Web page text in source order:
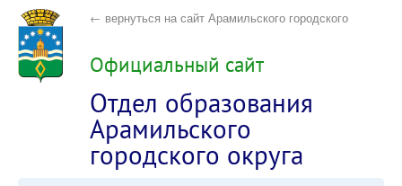
← вернуться на сайт Арамильского городского
округа
Официальный сайт
Отдел образования
Арамильского
городского округа